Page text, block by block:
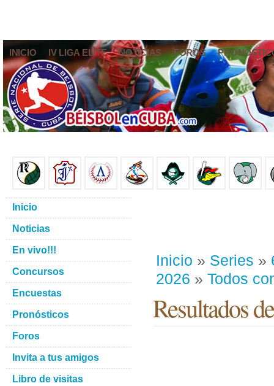
INICIO IV LIGA ELITE NOTICIAS FOROS
Inicio » Series »
2026 » Todos
Resultados
Inicio
Noticias
En vivo!!!
Concursos
Encuestas
Pronósticos
Foros
Invita a tus amigos
Libro de visitas